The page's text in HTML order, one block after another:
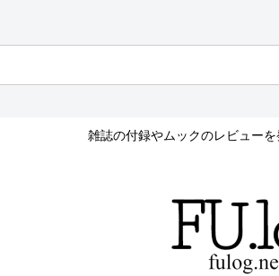
雑誌の付録やムックのレビュー